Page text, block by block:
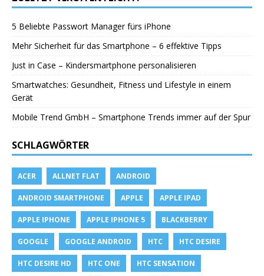
5 Beliebte Passwort Manager fürs iPhone
Mehr Sicherheit für das Smartphone – 6 effektive Tipps
Just in Case – Kindersmartphone personalisieren
Smartwatches: Gesundheit, Fitness und Lifestyle in einem
Gerät
Mobile Trend GmbH – Smartphone Trends immer auf der Spur
SCHLAGWÖRTER
ACER ALLNET FLAT ANDROID
ANDROID SMARTPHONE APPLE APPLE IPAD
APPLE IPHONE APPLE IPHONE 5 BLACKBERRY
GOOGLE GOOGLE ANDROID HTC HTC DESIRE
HTC DESIRE HD HTC ONE HTC SENSATION